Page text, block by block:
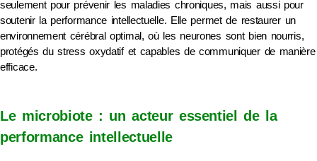
seulement pour prévenir les maladies chroniques, mais aussi pour
soutenir la performance intellectuelle. Elle permet de restaurer un
environnement cérébral optimal, où les neurones sont bien nourris,
protégés du stress oxydatif et capables de communiquer de manière
efficace.
Le microbiote : un acteur essentiel de la
performance intellectuelle